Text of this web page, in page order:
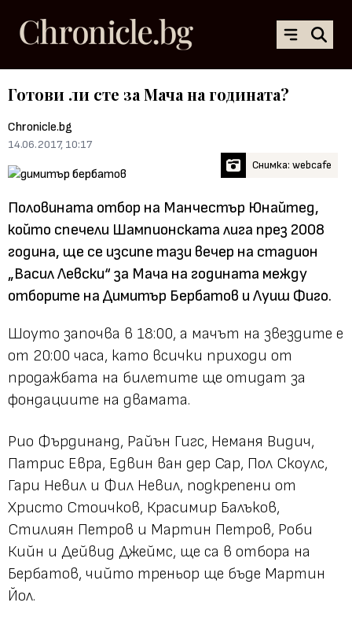
Готови ли сте за Мача на годината?
Chronicle.bg
14.06.2017, 10:17
Снимка: webcafe
Половината отбор на Манчестър Юнайтед,
който спечели Шампионската лига през 2008
година, ще се изсипе тази вечер на стадион
„Васил Левски“ за Мача на годината между
отборите на Димитър Бербатов и Луиш Фиго.
Шоуто започва в 18:00, а мачът на звездите е
от 20:00 часа, като всички приходи от
продажбата на билетите ще отидат за
фондациите на двамата.
Рио Фърдинанд, Райън Гигс, Неманя Видич,
Патрис Евра, Едвин ван дер Сар, Пол Скоулс,
Гари Невил и Фил Невил, подкрепени от
Христо Стоичков, Красимир Балъков,
Стилиян Петров и Мартин Петров, Роби
Кийн и Дейвид Джеймс, ще са в отбора на
Бербатов, чийто треньор ще бъде Мартин
Йол.